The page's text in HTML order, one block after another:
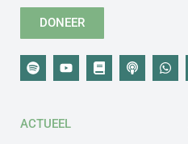
DONEER
ACTUEEL